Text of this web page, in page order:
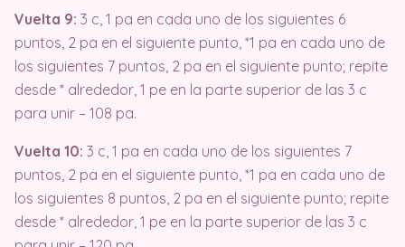
Vuelta 9: 3 c, 1 pa en cada uno de los siguientes 6
puntos, 2 pa en el siguiente punto, *1 pa en cada uno de
los siguientes 7 puntos, 2 pa en el siguiente punto; repite
desde * alrededor, 1 pe en la parte superior de las 3 c
para unir – 108 pa.
Vuelta 10: 3 c, 1 pa en cada uno de los siguientes 7
puntos, 2 pa en el siguiente punto, *1 pa en cada uno de
los siguientes 8 puntos, 2 pa en el siguiente punto; repite
desde * alrededor, 1 pe en la parte superior de las 3 c